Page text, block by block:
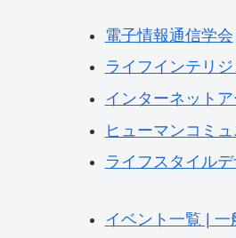
電子情報通信学会
ライフインテリ
インターネット
ヒューマンコミ
ライフスタイル
イベント一覧 |